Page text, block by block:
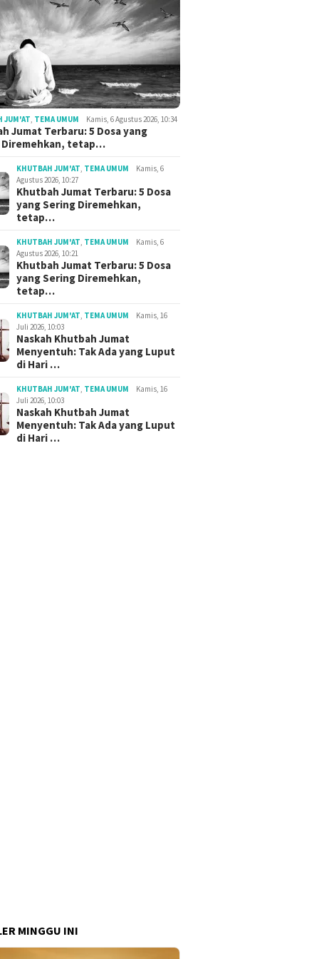
JUM'AT, TEMA UMUM Kamis, 6 Agustus 2026, 10:34
Jumat Terbaru: 5 Dosa yang
Diremehkan, tetap…
KHUTBAH JUM'AT, TEMA UMUM
Kamis, 6
Agustus 2026, 10:27
Khutbah Jumat Terbaru: 5 Dosa
yang Sering Diremehkan,
tetap…
KHUTBAH JUM'AT, TEMA UMUM
Kamis, 6
Agustus 2026, 10:21
Khutbah Jumat Terbaru: 5 Dosa
yang Sering Diremehkan,
tetap…
KHUTBAH JUM'AT, TEMA UMUM
Kamis, 16
Juli 2026, 10:03
Naskah Khutbah Jumat
Menyentuh: Tak Ada yang Luput
di Hari …
KHUTBAH JUM'AT, TEMA UMUM
Kamis, 16
Juli 2026, 10:03
Naskah Khutbah Jumat
Menyentuh: Tak Ada yang Luput
di Hari …
MINGGU INI